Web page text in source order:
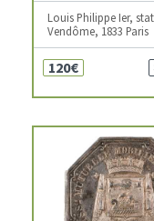
Louis Philippe Ier,
Vendôme, 1833 Paris
120€